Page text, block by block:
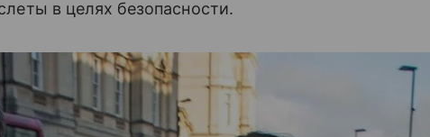
в целях безопасности.